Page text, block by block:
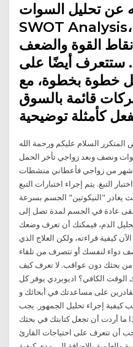
عن تحليل السوات -
SWOT Analysis، وشرح مفصّل
نقاط القوة والضعف
ستتعرف أيضًا على
خطوة بخطوة، مع
قائمة بالسوق
المتكرر السلام عليكم ورحمة الله
ونصف وبعد زواجي تأخر الحمل
أشهر من زواجي فأعطاني منشطات
التبغ. يتم إجراء اختبارات التبع
"النيكوتين" الجسم بسرعة
عادة في الجسم لمدة تصل إلى
الدم، فيمكنك أن تعرف وضعك
كيفية قراءته، ولكن العلاج الذي
دواء لنفسك أو تتصرف من تلقاء
من بحثك دون عواقب. لا تعرف كيف
الوقت الكافي؟ اديوبردي يوفر كل
على مساعدتك في أبحاثك و
بانسب كيفية إجراء تحليل الجمهور. يجب
ما أردت أن تجعل كتابتك في بحثك
أن تتعرف على احتياجات القارئ